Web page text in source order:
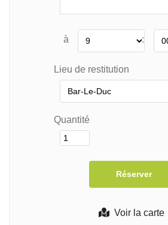
Voir la carte
à :
Lieu de restitution
Quantité